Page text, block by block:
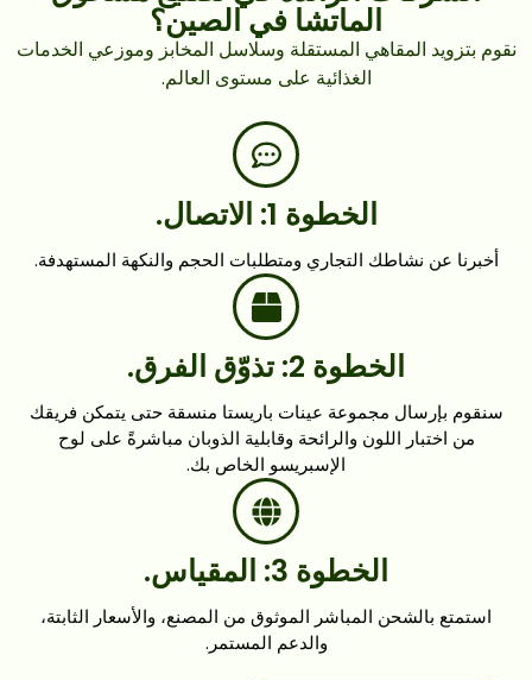
الماتشا في الصين؟
نقوم بتزويد المقاهي المستقلة وسلاسل المخابز وموزعي الخدمات
الغذائية على مستوى العالم.
الخطوة 1: الاتصال.
أخبرنا عن نشاطك التجاري ومتطلبات الحجم والنكهة المستهدفة.
الخطوة 2: تذوّق الفرق.
سنقوم بإرسال مجموعة عينات باريستا منسقة حتى يتمكن فريقك
من اختبار اللون والرائحة وقابلية الذوبان مباشرةً على لوح
الإسبريسو الخاص بك.
الخطوة 3: المقياس.
استمتع بالشحن المباشر الموثوق من المصنع، والأسعار الثابتة،
والدعم المستمر.